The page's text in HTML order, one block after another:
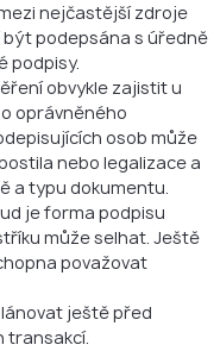
nejčastější zdroje
být podepsána s úředně
podpisy.
obvykle zajistit u
oprávněného
osob může
nebo legalizace a
a typu dokumentu.
je forma podpisu
může selhat. Ještě
považovat
ještě před
transakcí.